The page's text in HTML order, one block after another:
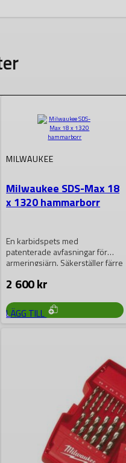
MILWAUKEE
Milwaukee SDS-Max 18
x 1320 hammarborr
En karbidspets med
patenterade avfasningar för
armeringsjärn. Säkerställer färre
borrprestandan vid kontakt…
2 600kr
LÄGG TILL